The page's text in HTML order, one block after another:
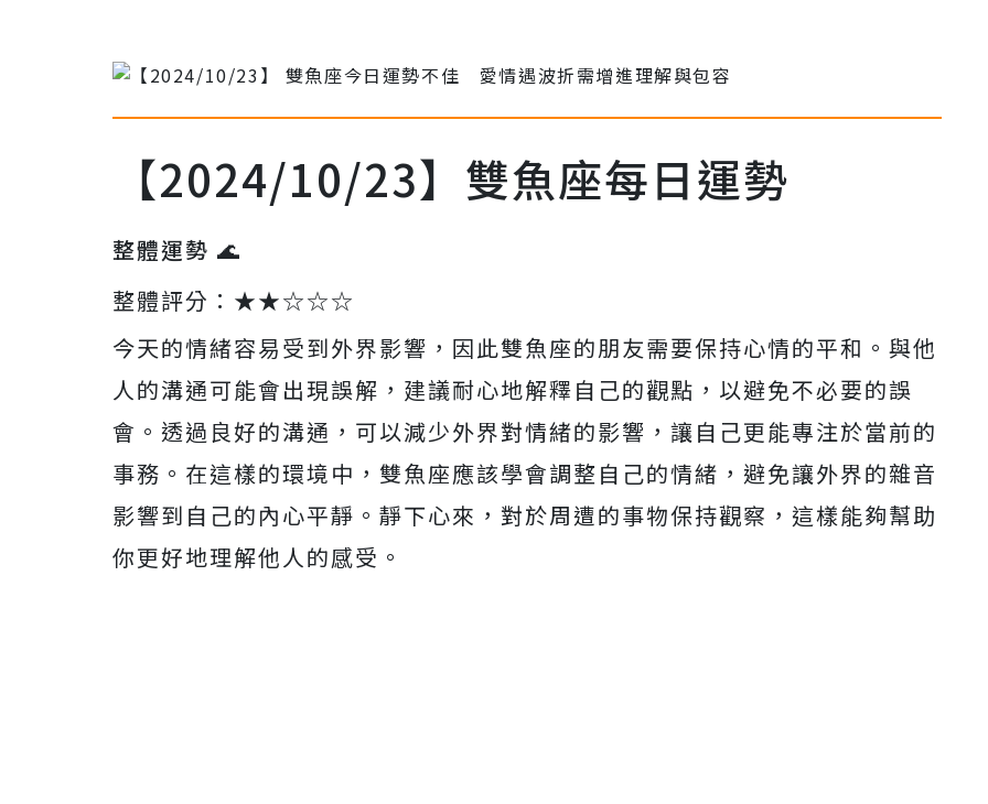
【2024/10/23】雙魚座每日運勢
整體運勢 🌊
整體評分：★★☆☆☆
今天的情緒容易受到外界影響，因此雙魚座的朋友需要保持心情的平和。與他
人的溝通可能會出現誤解，建議耐心地解釋自己的觀點，以避免不必要的誤
會。透過良好的溝通，可以減少外界對情緒的影響，讓自己更能專注於當前的
事務。在這樣的環境中，雙魚座應該學會調整自己的情緒，避免讓外界的雜音
影響到自己的內心平靜。靜下心來，對於周遭的事物保持觀察，這樣能夠幫助
你更好地理解他人的感受。